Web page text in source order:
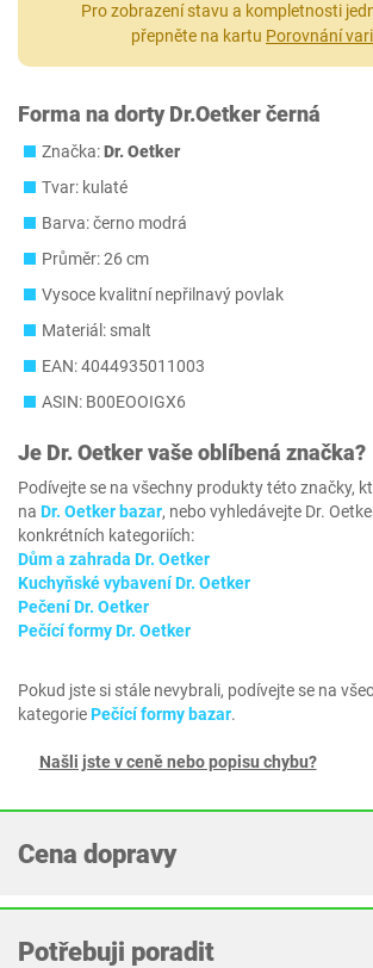
Pro zobrazení stavu a kompletnosti
přepněte na kartu Porovnání
Forma na dorty Dr.Oetker černá
Značka:Dr. Oetker
Tvar: kulaté
Barva: černo modrá
Průměr: 26 cm
Vysoce kvalitní nepřilnavý povlak
Materiál: smalt
EAN: 4044935011003
ASIN: B00EOOIGX6
Je Dr. Oetkervaše oblíbená značka?
Podívejte se na všechny produkty této značky,
na Dr. Oetker bazar, nebo vyhledávejte Dr.
konkrétních kategoriích:
Dům a zahrada Dr. Oetker
Kuchyňské vybavení Dr. Oetker
Pečení Dr. Oetker
Pečící formy Dr. Oetker
Pokud jste si stále nevybrali, podívejte se na
kategoriePečící formy bazar.
Našli jste v ceně nebo popisu chybu?
Cena dopravy
Potřebuji poradit